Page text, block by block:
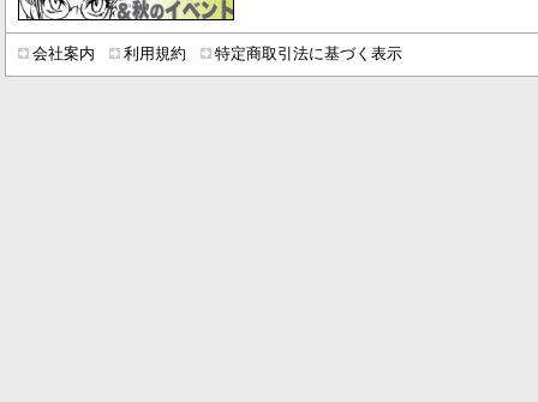
会社案内 利用規約 特定商取引法に基づく表示